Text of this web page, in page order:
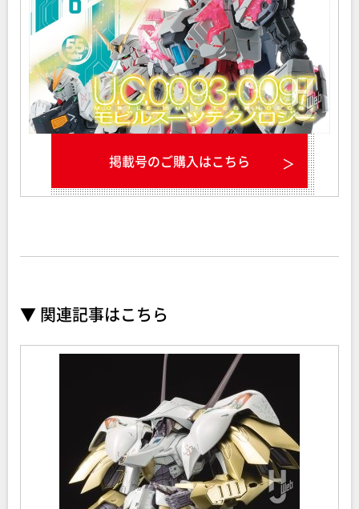
掲載号のご購入はこちら
▼ 関連記事はこちら